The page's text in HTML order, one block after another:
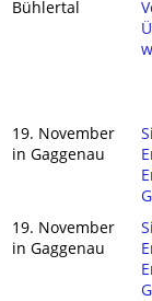
Bühlertal
19. November
in Gaggenau
19. November
in Gaggenau